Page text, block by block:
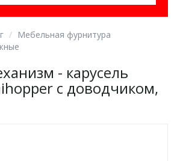
Мебельная фурнитура
- карусель
с доводчиком,